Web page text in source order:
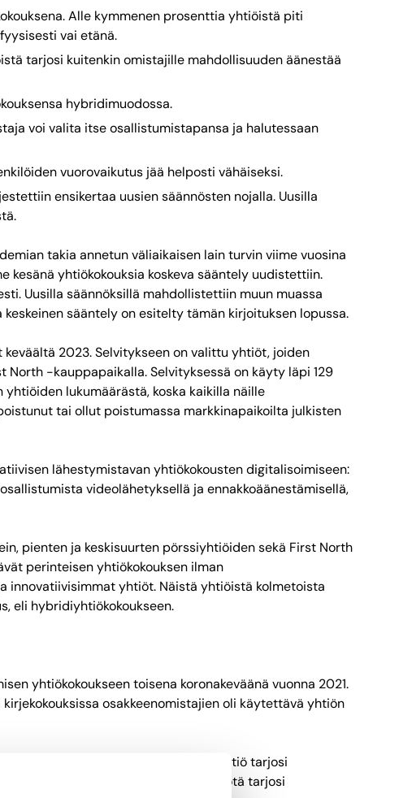
Alle kymmenen prosenttia yhtiöistä piti
vai etänä.
tarjosi kuitenkin omistajille mahdollisuuden äänestää
hybridimuodossa.
voi valita itse osallistumistapansa ja halutessaan
vuorovaikutus jää helposti vähäiseksi.
ensikertaa uusien säännösten nojalla. Uusilla
takia annetun väliaikaisen lain turvin viime vuosina
yhtiökokouksia koskeva sääntely uudistettiin.
Uusilla säännöksillä mahdollistettiin muun muassa
sääntely on esitelty tämän kirjoituksen lopussa.
2023. Selvitykseen on valittu yhtiöt, joiden
North -kauppapaikalla. Selvityksessä on käyty läpi 129
lukumäärästä, koska kaikilla näille
tai ollut poistumassa markkinapaikoilta julkisten
lähestymistavan yhtiökokousten digitalisoimiseen:
videolähetyksellä ja ennakkoäänestämisellä,
pienten ja keskisuurten pörssiyhtiöiden sekä First North
perinteisen yhtiökokouksen ilman
innovatiivisimmat yhtiöt. Näistä yhtiöistä kolmetoista
eli hybridiyhtiökokoukseen.
yhtiökokoukseen toisena koronakeväänä vuonna 2021.
osakkeenomistajien oli käytettävä yhtiön
ja yksi Small Cap -yhtiö tarjosi
kokoukseen ja kaksi yhtiötä tarjosi